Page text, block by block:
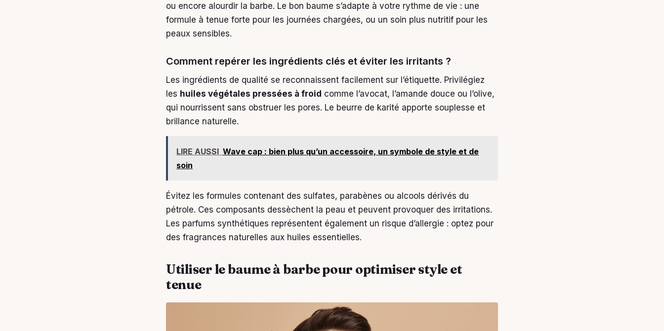
ou encore alourdir la barbe. Le bon baume s’adapte à votre rythme de vie : une
formule à tenue forte pour les journées chargées, ou un soin plus nutritif pour les
peaux sensibles.
Comment repérer les ingrédients clés et éviter les irritants ?
Les ingrédients de qualité se reconnaissent facilement sur l’étiquette. Privilégiez
les huiles végétales pressées à froid comme l’avocat, l’amande douce ou l’olive,
qui nourrissent sans obstruer les pores. Le beurre de karité apporte souplesse et
brillance naturelle.
LIRE AUSSI Wave cap : bien plus qu’un accessoire, un symbole de style et de
soin
Évitez les formules contenant des sulfates, parabènes ou alcools dérivés du
pétrole. Ces composants dessèchent la peau et peuvent provoquer des irritations.
Les parfums synthétiques représentent également un risque d’allergie : optez pour
des fragrances naturelles aux huiles essentielles.
Utiliser le baume à barbe pour optimiser style et
tenue